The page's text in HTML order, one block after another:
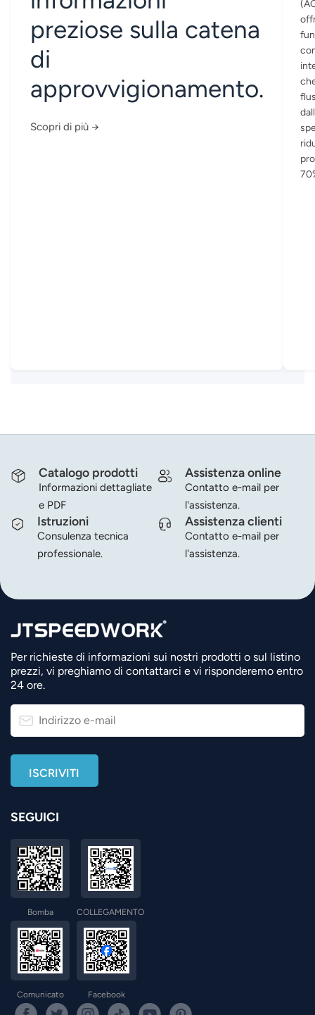
preziose sulla catena
di
approvvigionamento.
Scopri di più →
Catalogo prodotti
Informazioni dettagliate
e PDF
Assistenza online
Contatto e-mail per
l'assistenza.
Istruzioni
Consulenza tecnica
professionale.
Assistenza clienti
Contatto e-mail per
l'assistenza.
Per richieste di informazioni sui nostri prodotti o sul listino
prezzi, vi preghiamo di contattarci e vi risponderemo entro
24 ore.
SEGUICI
Bomba COLLEGAMENTO
Comunicato Facebook